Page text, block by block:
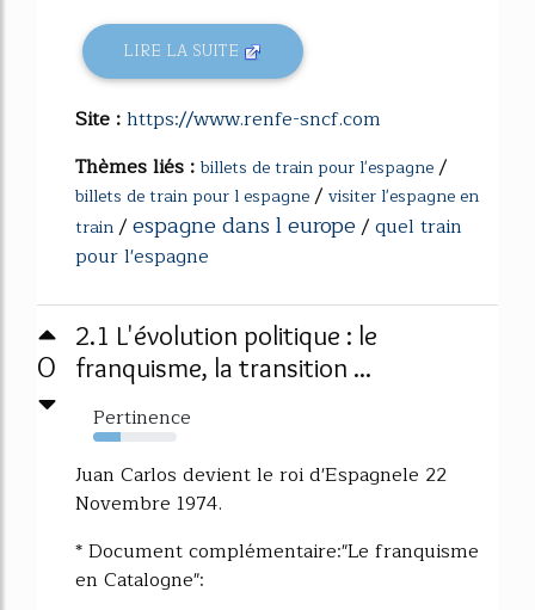
LIRE LA SUITE
Site :https://www.renfe-sncf.com
Thèmes liés : billets de train pour l'espagne/
billets de train pour l espagne/ visiter l'espagne en
train/espagne dans l europe/quel train
pour l'espagne
0
2.1 L'évolution politique : le
franquisme, la transition ...
Pertinence
33%
Juan Carlos devient le roi d'Espagnele 22
Novembre 1974.
* Document complémentaire:"Le franquisme
en Catalogne":